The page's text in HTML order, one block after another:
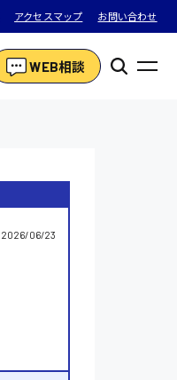
アクセスマップ お問い合わせ
WEB相談
2026/06/23